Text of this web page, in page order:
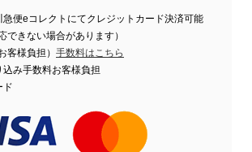
急便eコレクトにてクレジットカード決済可能
きない場合があります）
客様負担） 手数料はこちら
み手数料お客様負担
ド